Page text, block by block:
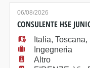
Offerte
di
Carica
06/08/2026
CONSULENTE HSE
Italia, Toscana,
Ingegneria
Altro